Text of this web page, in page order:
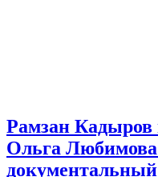
Рамзан Кадыров
Ольга Любимова